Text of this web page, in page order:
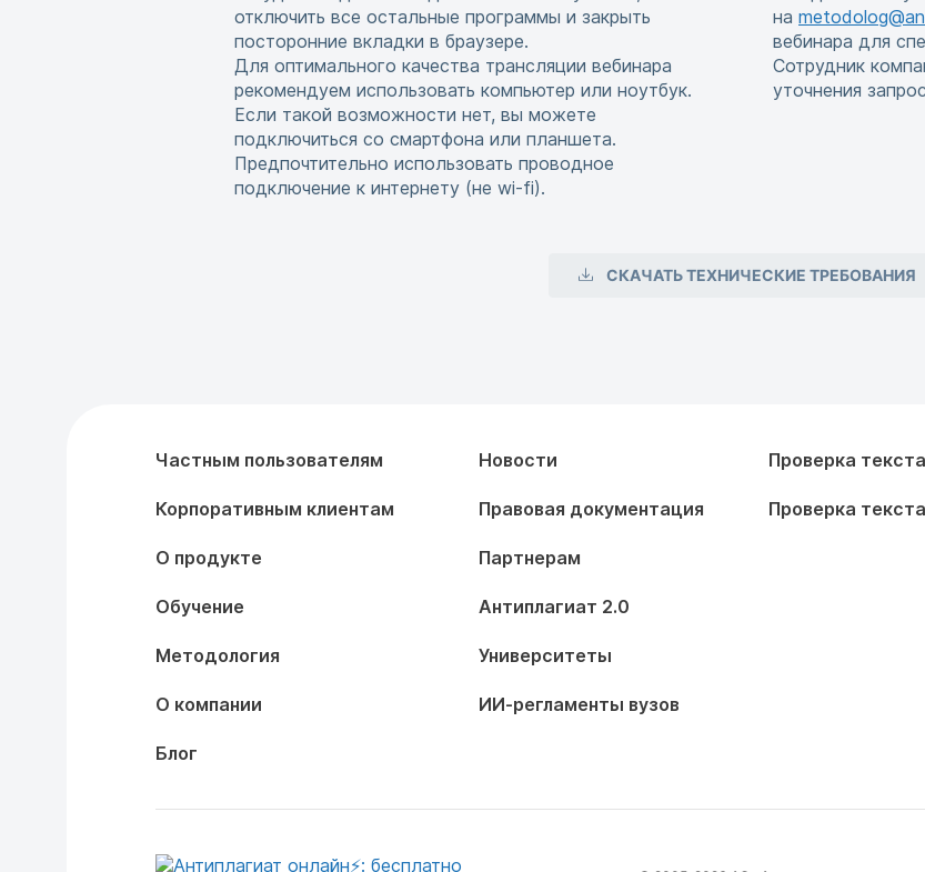
отключить все остальные программы и закрыть
посторонние вкладки в браузере.
Для оптимального качества трансляции вебинара
рекомендуем использовать компьютер или ноутбук.
Если такой возможности нет, вы можете
подключиться со смартфона или планшета.
Предпочтительно использовать проводное
подключение к интернету (не wi-fi).
на
вебинара для
Сотрудник
уточнения
СКАЧАТЬ ТЕХНИЧЕСКИЕ ТРЕБОВАНИЯ
Частным пользователям
Корпоративным клиентам
О продукте
Обучение
Методология
О компании
Блог
Новости
Правовая документация
Партнерам
Антиплагиат 2.0
Университеты
ИИ-регламенты вузов
Проверка
Проверка